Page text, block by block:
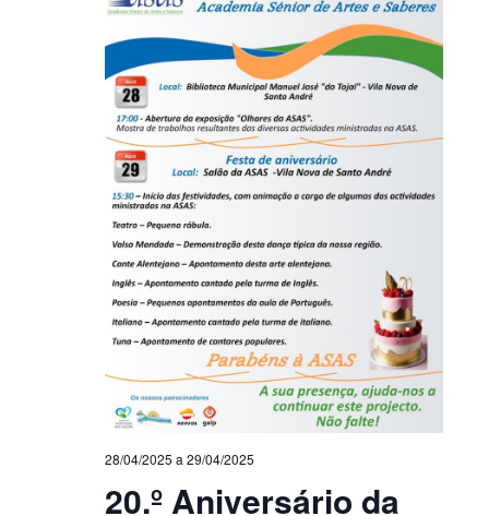
20.º Aniversário da
28/04/2025 a 29/04/2025